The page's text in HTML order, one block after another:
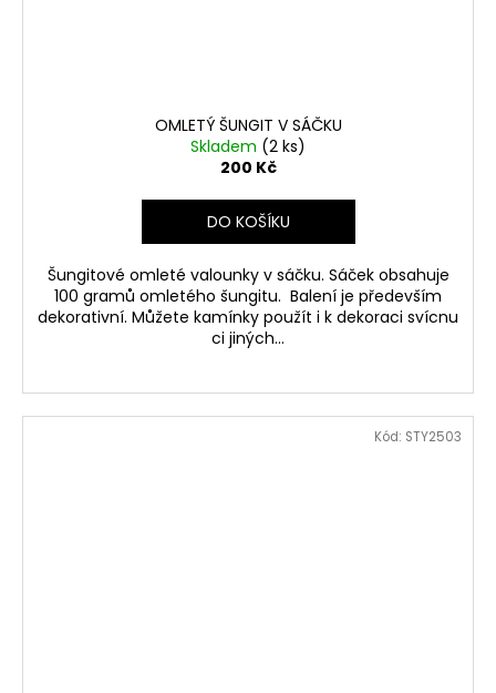
OMLETÝ ŠUNGIT V SÁČKU
Skladem (2 ks)
200 Kč
DO KOŠÍKU
Šungitové omleté valounky v sáčku. Sáček obsahuje
100 gramů omletého šungitu. Balení je především
dekorativní. Můžete kamínky použít i k dekoraci svícnu
ci jiných...
Kód: STY2503